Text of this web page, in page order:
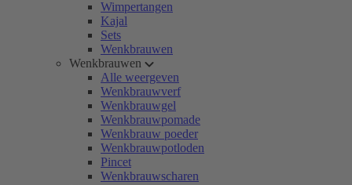
Wimpertangen
Kajal
Sets
Wenkbrauwen
Wenkbrauwen
Alle weergeven
Wenkbrauwverf
Wenkbrauwgel
Wenkbrauwpomade
Wenkbrauw poeder
Wenkbrauwpotloden
Pincet
Wenkbrauwscharen